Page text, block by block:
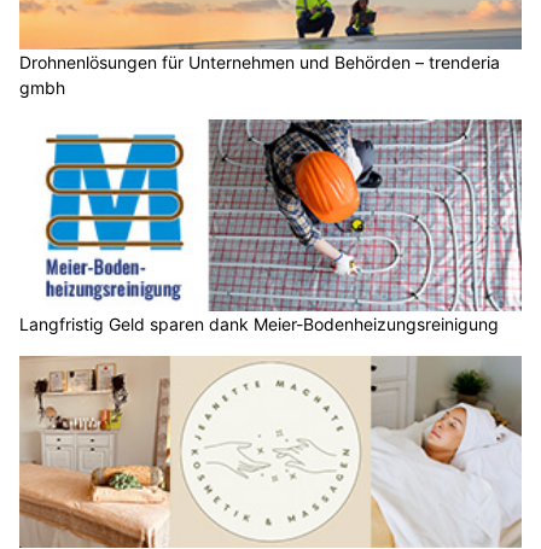
Drohnenlösungen für Unternehmen und Behörden – trenderia
gmbh
Langfristig Geld sparen dank Meier-Bodenheizungsreinigung